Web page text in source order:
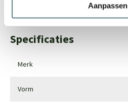
Aanpassen
Specificaties
Merk
Vorm